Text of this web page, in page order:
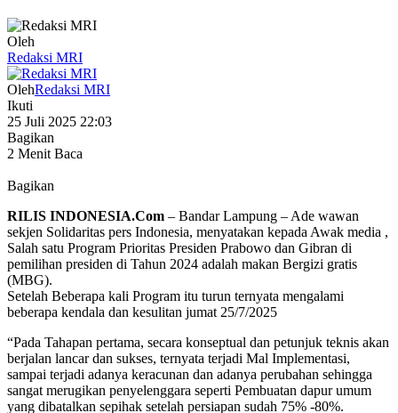
Oleh
Redaksi MRI
OlehRedaksi MRI
Ikuti
25 Juli 2025 22:03
Bagikan
2 Menit Baca
Bagikan
RILIS INDONESIA.Com – Bandar Lampung – Ade wawan
sekjen Solidaritas pers Indonesia, menyatakan kepada Awak media ,
Salah satu Program Prioritas Presiden Prabowo dan Gibran di
pemilihan presiden di Tahun 2024 adalah makan Bergizi gratis
(MBG).
Setelah Beberapa kali Program itu turun ternyata mengalami
beberapa kendala dan kesulitan jumat 25/7/2025
“Pada Tahapan pertama, secara konseptual dan petunjuk teknis akan
berjalan lancar dan sukses, ternyata terjadi Mal Implementasi,
sampai terjadi adanya keracunan dan adanya perubahan sehingga
sangat merugikan penyelenggara seperti Pembuatan dapur umum
yang dibatalkan sepihak setelah persiapan sudah 75% -80%.